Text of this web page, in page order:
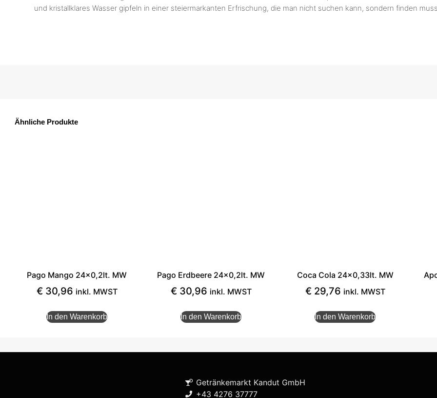
und kristallklares Wasser gipfeln in einer steiermarkanten Erfrischung, die man nicht suchen kann, sondern finden
Ähnliche Produkte
Pago Mango 24×0,2lt. MW
€ 30,96 inkl. MWST
In den Warenkorb
Pago Erdbeere 24×0,2lt. MW
€ 30,96 inkl. MWST
In den Warenkorb
Coca Cola 24×0,33lt. MW
€ 29,76 inkl. MWST
In den Warenkorb
Getränkemarkt Kandut GmbH
+43 4276 37777